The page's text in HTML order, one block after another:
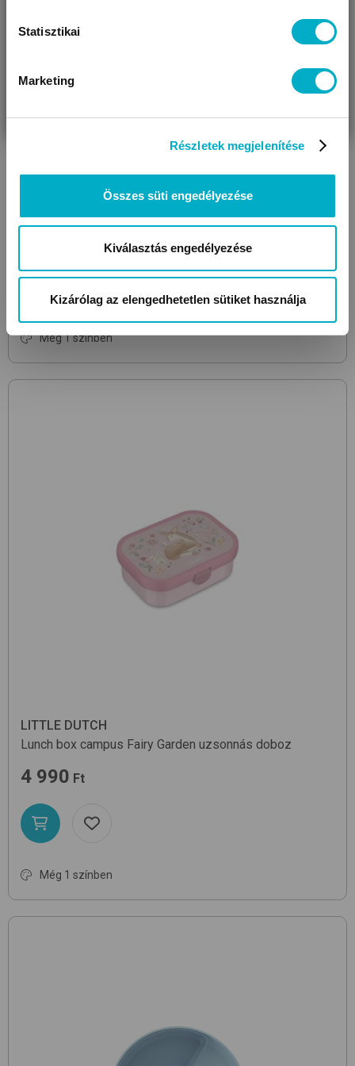
Statisztikai
Marketing
Részletek megjelenítése
Összes süti engedélyezése
Kiválasztás engedélyezése
Kizárólag az elengedhetetlen sütiket használja
LITTLE DUTCH
Még 1 színben
LITTLE DUTCH
Lunch box campus Fairy Garden uzsonnás doboz
4 990 Ft
Még 1 színben
VÁRANDÓS
AJÁNDÉKOT